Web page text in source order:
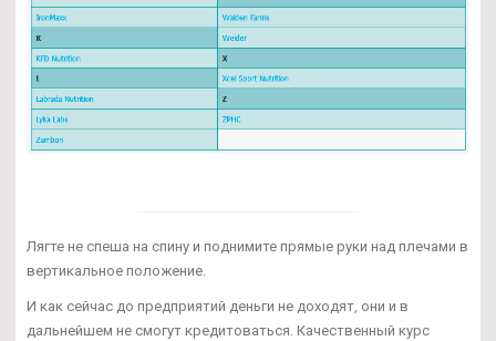
Лягте не спеша на спину и поднимите прямые руки над плечами в
вертикальное положение.
И как сейчас до предприятий деньги не доходят, они и в
дальнейшем не смогут кредитоваться. Качественный курс